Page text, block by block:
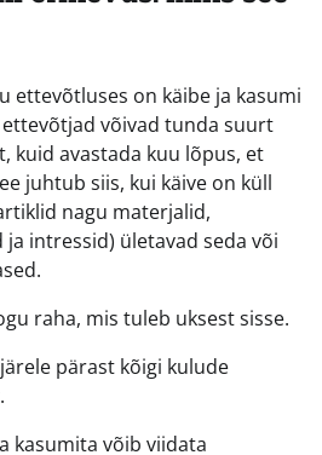
ettevõtluses on käibe ja kasumi
võivad tunda suurt
kuid avastada kuu lõpus, et
juhtub siis, kui käive on küll
nagu materjalid,
intressid) ületavad seda või
raha, mis tuleb uksest sisse.
pärast kõigi kulude
kasumita võib viidata